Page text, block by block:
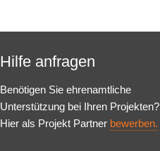
Hilfe anfragen
Benötigen Sie ehrenamtliche
Unterstützung bei Ihren Projekten?
Hier als Projekt Partner bewerben.